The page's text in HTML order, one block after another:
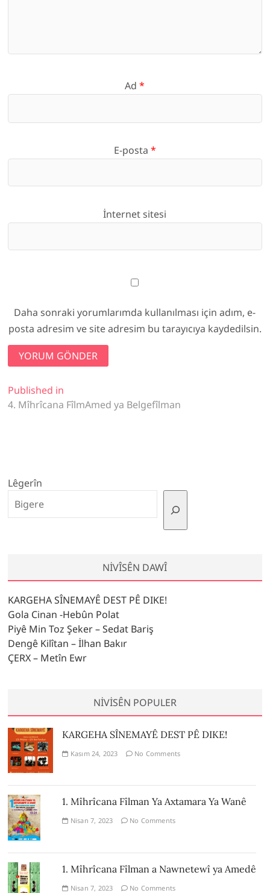
Ad*
E-posta *
İnternet sitesi
Daha sonraki yorumlarımda kullanılması için adım, e-
posta adresim ve site adresim bu tarayıcıya kaydedilsin.
Yazı
gezinmesi
Published in
4. Mîhrîcana FîlmAmed ya Belgefîlman
Lêgerîn
NIVÎSÊN DAWÎ
KARGEHA SÎNEMAYÊ DEST PÊ DIKE!
Gola Cinan -Hebûn Polat
Piyê Min Toz Şeker – Sedat Bariş
Dengê Kilîtan – İlhan Bakır
ÇERX – Metîn Ewr
NIVISÊN POPULER
KARGEHA SÎNEMAYÊ DEST PÊ DIKE!
Kasım 24, 2023 No Comments
1. Mîhrîcana Fîlman Ya Axtamara Ya Wanê
Nisan 7, 2023 No Comments
1. Mîhrîcana Fîlman a Nawnetewî ya Amedê
Nisan 7, 2023 No Comments